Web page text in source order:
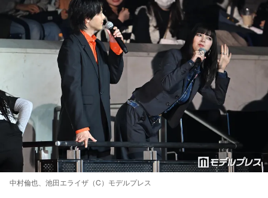
中村倫也、池田エライザ（C）モデルプレス